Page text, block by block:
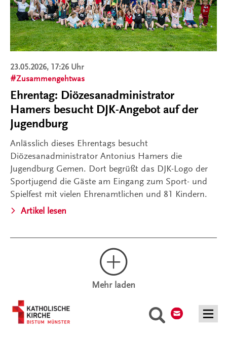
Suche
23.05.2026, 17:26 Uhr
Zusammengehtwas
Ehrentag: Diözesanadministrator
Hamers besucht DJK-Angebot auf der
Jugendburg
Anlässlich dieses Ehrentags besucht
Diözesanadministrator Antonius Hamers die
Jugendburg Gemen. Dort begrüßt das DJK-Logo der
Sportjugend die Gäste am Eingang zum Sport- und
Spielfest mit vielen Ehrenamtlichen und 81 Kindern.
Artikel lesen
Mehr laden